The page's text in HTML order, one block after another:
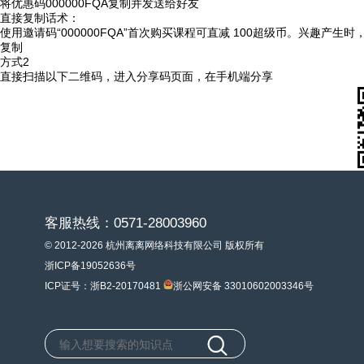
将优惠码000000FQA复制并发送给好友
直接复制话术：
使用邀请码“000000FQA”首次购买课程可直减 100超级币。兴趣产生时
复制
方式2
直接扫描以下二维码，进入分享码页面，在手机端分享
客服热线：0571-28003960
© 2012-2026 杭州离离网络科技有限公司 版权所有
浙ICP备19052636号
ICP证号：浙B2-20170481
浙公网安备 33010602003346号